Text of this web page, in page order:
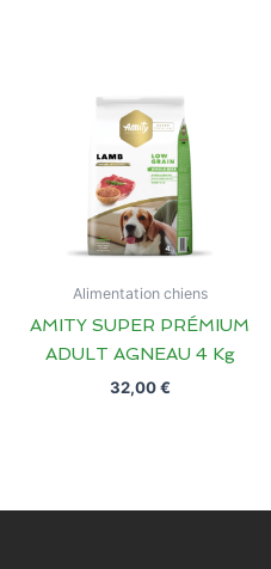
Alimentation chiens
AMITY SUPER PRÉMIUM
ADULT AGNEAU 4 Kg
32,00€